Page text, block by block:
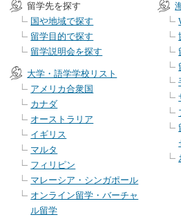
留学先を探す
国や地域で探す
留学目的で探す
留学説明会を探す
大学・語学学校リスト
アメリカ合衆国
カナダ
オーストラリア
イギリス
マルタ
フィリピン
マレーシア・シンガポール
オンライン留学・バーチャ
ル留学